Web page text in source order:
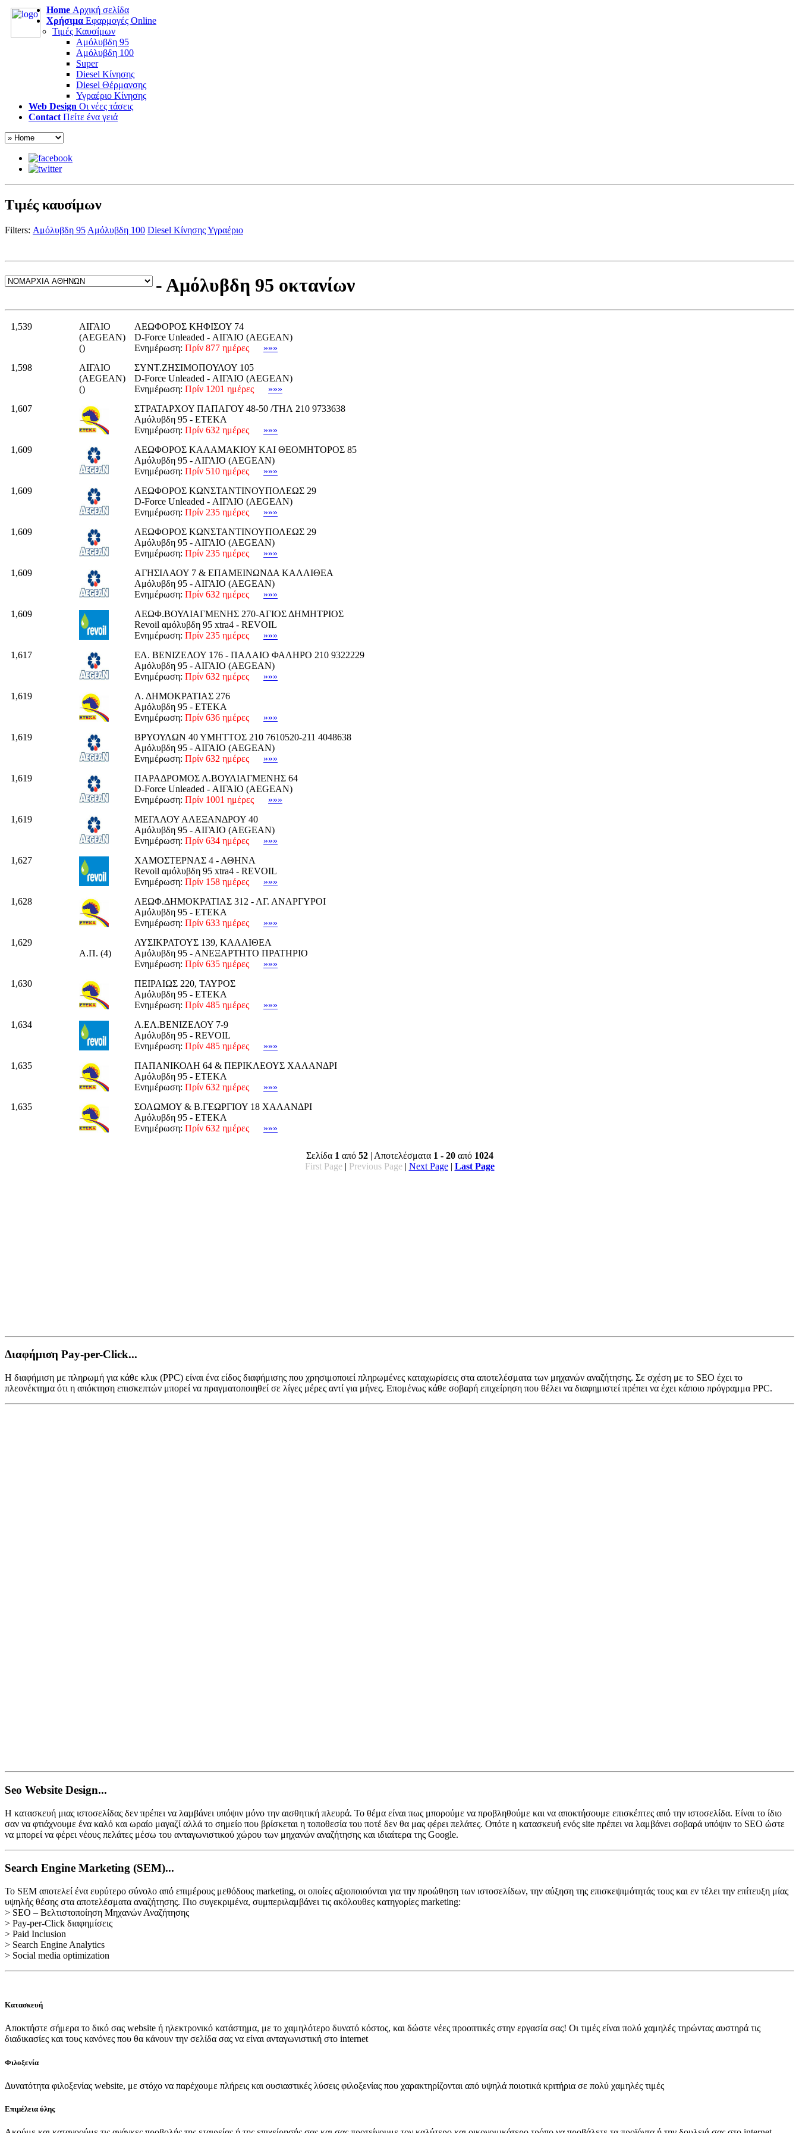
Home Αρχική σελίδα
Χρήσιμα Εφαρμογές Online
Τιμές Καυσίμων
Αμόλυβδη 95
Αμόλυβδη 100
Super
Diesel Κίνησης
Diesel Θέρμανσης
Υγραέριο Κίνησης
Web Design Οι νέες τάσεις
Contact Πείτε ένα γειά
Τιμές καυσίμων
Filters: Αμόλυβδη 95 Αμόλυβδη 100 Diesel ΚίνησηςΥγραέριο
- Αμόλυβδη 95 οκτανίων
1,539
ΑΙΓΑΙΟ
(AEGEAN)
()
ΛΕΩΦΟΡΟΣ ΚΗΦΙΣΟΥ 74
D-Force Unleaded - ΑΙΓΑΙΟ (AEGEAN)
Ενημέρωση: Πρίν 877 ημέρες
»»»
1,598
ΑΙΓΑΙΟ
(AEGEAN)
()
ΣΥΝΤ.ΖΗΣΙΜΟΠΟΥΛΟΥ 105
D-Force Unleaded - ΑΙΓΑΙΟ (AEGEAN)
Ενημέρωση: Πρίν 1201 ημέρες
»»»
1,607
ΣΤΡΑΤΑΡΧΟΥ ΠΑΠΑΓΟΥ 48-50 /ΤΗΛ 210 9733638
Αμόλυβδη 95 - ΕΤΕΚΑ
Ενημέρωση: Πρίν 632 ημέρες
»»»
1,609
ΛΕΩΦΟΡΟΣ ΚΑΛΑΜΑΚΙΟΥ ΚΑΙ ΘΕΟΜΗΤΟΡΟΣ 85
Αμόλυβδη 95 - ΑΙΓΑΙΟ (AEGEAN)
Ενημέρωση: Πρίν 510 ημέρες
»»»
1,609
ΛΕΩΦΟΡΟΣ ΚΩΝΣΤΑΝΤΙΝΟΥΠΟΛΕΩΣ 29
D-Force Unleaded - ΑΙΓΑΙΟ (AEGEAN)
Ενημέρωση: Πρίν 235 ημέρες
»»»
1,609
ΛΕΩΦΟΡΟΣ ΚΩΝΣΤΑΝΤΙΝΟΥΠΟΛΕΩΣ 29
Αμόλυβδη 95 - ΑΙΓΑΙΟ (AEGEAN)
Ενημέρωση: Πρίν 235 ημέρες
»»»
1,609
ΑΓΗΣΙΛΑΟΥ 7 & ΕΠΑΜΕΙΝΩΝΔΑ ΚΑΛΛΙΘΕΑ
Αμόλυβδη 95 - ΑΙΓΑΙΟ (AEGEAN)
Ενημέρωση: Πρίν 632 ημέρες
»»»
1,609
ΛΕΩΦ.ΒΟΥΛΙΑΓΜΕΝΗΣ 270-ΑΓΙΟΣ ΔΗΜΗΤΡΙΟΣ
Revoil αμόλυβδη 95 xtra4 - REVOIL
Ενημέρωση: Πρίν 235 ημέρες
»»»
1,617
ΕΛ. ΒΕΝΙΖΕΛΟΥ 176 - ΠΑΛΑΙΟ ΦΑΛΗΡΟ 210 9322229
Αμόλυβδη 95 - ΑΙΓΑΙΟ (AEGEAN)
Ενημέρωση: Πρίν 632 ημέρες
»»»
1,619
Λ. ΔΗΜΟΚΡΑΤΙΑΣ 276
Αμόλυβδη 95 - ΕΤΕΚΑ
Ενημέρωση: Πρίν 636 ημέρες
»»»
1,619
ΒΡΥΟΥΛΩΝ 40 ΥΜΗΤΤΟΣ 210 7610520-211 4048638
Αμόλυβδη 95 - ΑΙΓΑΙΟ (AEGEAN)
Ενημέρωση: Πρίν 632 ημέρες
»»»
1,619
ΠΑΡΑΔΡΟΜΟΣ Λ.ΒΟΥΛΙΑΓΜΕΝΗΣ 64
D-Force Unleaded - ΑΙΓΑΙΟ (AEGEAN)
Ενημέρωση: Πρίν 1001 ημέρες
»»»
1,619
ΜΕΓΑΛΟΥ ΑΛΕΞΑΝΔΡΟΥ 40
Αμόλυβδη 95 - ΑΙΓΑΙΟ (AEGEAN)
Ενημέρωση: Πρίν 634 ημέρες
»»»
1,627
ΧΑΜΟΣΤΕΡΝΑΣ 4 - ΑΘΗΝΑ
Revoil αμόλυβδη 95 xtra4 - REVOIL
Ενημέρωση: Πρίν 158 ημέρες
»»»
1,628
ΛΕΩΦ.ΔΗΜΟΚΡΑΤΙΑΣ 312 - ΑΓ. ΑΝΑΡΓΥΡΟΙ
Αμόλυβδη 95 - ΕΤΕΚΑ
Ενημέρωση: Πρίν 633 ημέρες
»»»
1,629
Α.Π. (4)
ΛΥΣΙΚΡΑΤΟΥΣ 139, ΚΑΛΛΙΘΕΑ
Αμόλυβδη 95 - ΑΝΕΞΑΡΤΗΤΟ ΠΡΑΤΗΡΙΟ
Ενημέρωση: Πρίν 635 ημέρες
»»»
1,630
ΠΕΙΡΑΙΩΣ 220, ΤΑΥΡΟΣ
Αμόλυβδη 95 - ΕΤΕΚΑ
Ενημέρωση: Πρίν 485 ημέρες
»»»
1,634
Λ.ΕΛ.ΒΕΝΙΖΕΛΟΥ 7-9
Αμόλυβδη 95 - REVOIL
Ενημέρωση: Πρίν 485 ημέρες
»»»
1,635
ΠΑΠΑΝΙΚΟΛΗ 64 & ΠΕΡΙΚΛΕΟΥΣ ΧΑΛΑΝΔΡΙ
Αμόλυβδη 95 - ΕΤΕΚΑ
Ενημέρωση: Πρίν 632 ημέρες
»»»
1,635
ΣΟΛΩΜΟΥ & Β.ΓΕΩΡΓΙΟΥ 18 ΧΑΛΑΝΔΡΙ
Αμόλυβδη 95 - ΕΤΕΚΑ
Ενημέρωση: Πρίν 632 ημέρες »»»
Σελίδα 1 από 52| Αποτελέσματα 1 - 20 από 1024
First Page| Previous Page| Next Page| Last Page
Διαφήμιση Pay-per-Click...
Η διαφήμιση με πληρωμή για κάθε κλικ (PPC) είναι ένα είδος διαφήμισης που χρησιμοποιεί πληρωμένες καταχωρίσεις στα αποτελέσματα των μηχανών αναζήτησης. Σε σχέση με το SEO έχει το
πλεονέκτημα ότι η απόκτηση επισκεπτών μπορεί να πραγματοποιηθεί σε λίγες μέρες αντί για μήνες. Επομένως κάθε σοβαρή επιχείρηση που θέλει να διαφημιστεί πρέπει να έχει κάποιο πρόγραμμα PPC.
Seo Website Design...
Η κατασκευή μιας ιστοσελίδας δεν πρέπει να λαμβάνει υπόψιν μόνο την αισθητική πλευρά. Το θέμα είναι πως μπορούμε να προβληθούμε και να αποκτήσουμε επισκέπτες από την ιστοσελίδα. Είναι το ίδιο
σαν να φτιάχνουμε ένα καλό και ωραίο μαγαζί αλλά το σημείο που βρίσκεται η τοποθεσία του ποτέ δεν θα μας φέρει πελάτες. Οπότε η κατασκευή ενός site πρέπει να λαμβάνει σοβαρά υπόψιν το SEO ώστε
να μπορεί να φέρει νέους πελάτες μέσω του ανταγωνιστικού χώρου των μηχανών αναζήτησης και ιδιαίτερα της Google.
Search Engine Marketing (SEM)...
Το SEM αποτελεί ένα ευρύτερο σύνολο από επιμέρους μεθόδους marketing, οι οποίες αξιοποιούνται για την προώθηση των ιστοσελίδων, την αύξηση της επισκεψιμότητάς τους και εν τέλει την επίτευξη μίας
υψηλής θέσης στα αποτελέσματα αναζήτησης. Πιο συγεκριμένα, συμπεριλαμβάνει τις ακόλουθες κατηγορίες marketing:
> SEO – Βελτιστοποίηση Μηχανών Αναζήτησης
> Pay-per-Click διαφημίσεις
> Paid Inclusion
> Search Engine Analytics
> Social media optimization
Κατασκευή
Αποκτήστε σήμερα το δικό σας website ή ηλεκτρονικό κατάστημα, με το χαμηλότερο δυνατό κόστος, και δώστε νέες προοπτικές στην εργασία σας! Οι τιμές είναι πολύ χαμηλές τηρώντας αυστηρά τις
διαδικασίες και τους κανόνες που θα κάνουν την σελίδα σας να είναι ανταγωνιστική στο internet
Φιλοξενία
Δυνατότητα φιλοξενίας website, με στόχο να παρέχουμε πλήρεις και ουσιαστικές λύσεις φιλοξενίας που χαρακτηρίζονται από υψηλά ποιοτικά κριτήρια σε πολύ χαμηλές τιμές
Επιμέλεια ύλης